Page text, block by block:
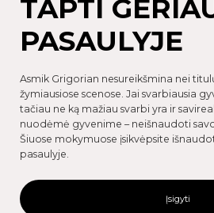
TAPTI
PASAULYJE
Asmik Grigorian nesureikšmina nei
žymiausiose scenose. Jai svarbiausia
tačiau ne ką mažiau svarbi yra ir
nuodėmė gyvenime – neišnaudoti
Šiuose mokymuose įsikvėpsite
pasaulyje.
Įsigyti